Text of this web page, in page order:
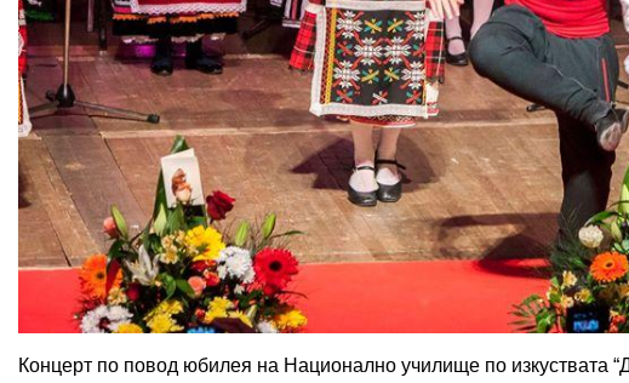
Концерт по повод юбилея на Национално училище по изкуствата